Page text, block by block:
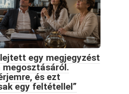
egy megjegyzést
megosztásáról.
és ezt
egy feltétellel”